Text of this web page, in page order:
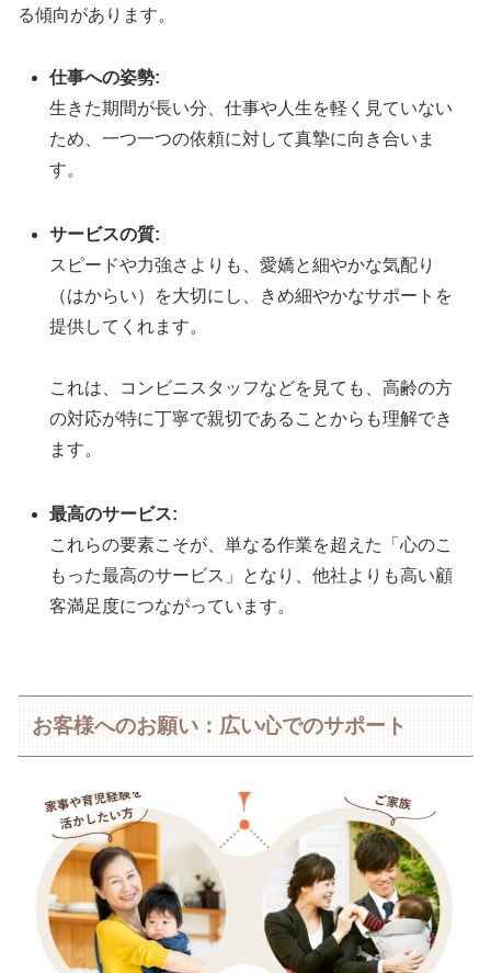
る傾向があります。
仕事への姿勢:
生きた期間が長い分、仕事や人生を軽く見ていない
ため、一つ一つの依頼に対して真摯に向き合いま
す。
サービスの質:
スピードや力強さよりも、愛嬌と細やかな気配り
（はからい）を大切にし、きめ細やかなサポートを
提供してくれます。
これは、コンビニスタッフなどを見ても、高齢の方
の対応が特に丁寧で親切であることからも理解でき
ます。
最高のサービス:
これらの要素こそが、単なる作業を超えた「心のこ
もった最高のサービス」となり、他社よりも高い顧
客満足度につながっています。
お客様へのお願い：広い心でのサポート